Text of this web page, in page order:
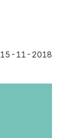
15-11-2018